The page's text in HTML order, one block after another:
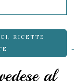
,
RICETTE
al